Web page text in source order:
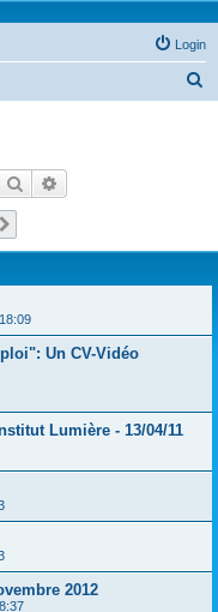
Login
Search
Un CV-Vidéo
Lumière - 13/04/11
2012